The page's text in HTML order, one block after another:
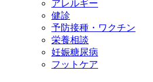
アレルギー
健診
予防接種・ワクチン
栄養相談
妊娠糖尿病
フットケア